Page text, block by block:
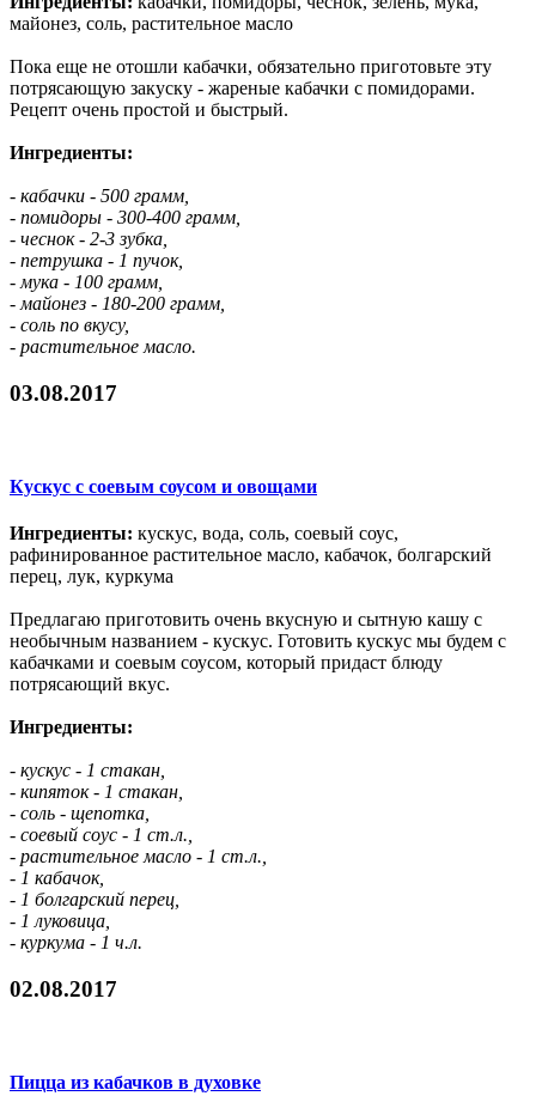
майонез, соль, растительное масло
Пока еще не отошли кабачки, обязательно приготовьте эту
потрясающую закуску - жареные кабачки с помидорами.
Рецепт очень простой и быстрый.
Ингредиенты:
- кабачки - 500 грамм,
- помидоры - 300-400 грамм,
- чеснок - 2-3 зубка,
- петрушка - 1 пучок,
- мука - 100 грамм,
- майонез - 180-200 грамм,
- соль по вкусу,
- растительное масло.
03.08.2017
Кускус с соевым соусом и овощами
Ингредиенты: кускус, вода, соль, соевый соус,
рафинированное растительное масло, кабачок, болгарский
перец, лук, куркума
Предлагаю приготовить очень вкусную и сытную кашу с
необычным названием - кускус. Готовить кускус мы будем с
кабачками и соевым соусом, который придаст блюду
потрясающий вкус.
Ингредиенты:
- кускус - 1 стакан,
- кипяток - 1 стакан,
- соль - щепотка,
- соевый соус - 1 ст.л.,
- растительное масло - 1 ст.л.,
- 1 кабачок,
- 1 болгарский перец,
- 1 луковица,
- куркума - 1 ч.л.
02.08.2017
Пицца из кабачков в духовке